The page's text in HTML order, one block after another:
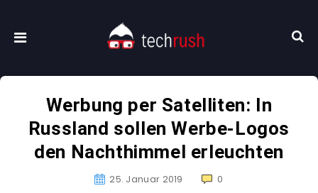
Werbung per Satelliten: In
Russland sollen Werbe-Logos
den Nachthimmel erleuchten
25. Januar 2019 0